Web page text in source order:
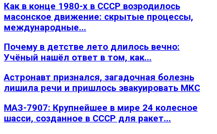
Как в конце 1980-х в СССР возродилось
масонское движение: скрытые процессы,
международные...
Почему в детстве лето длилось вечно:
Учёный нашёл ответ в том, как...
Астронавт признался, загадочная болезнь
лишила речи и пришлось эвакуировать МКС
МАЗ-7907: Крупнейшее в мире 24 колесное
шасси, созданное в СССР для ракет...